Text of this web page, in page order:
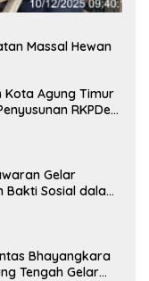
Massal Hewan
Kota Agung Timur
RKPDes
Gelar
Bakti Sosial dalam
Bhayangkara
Tengah Gelar